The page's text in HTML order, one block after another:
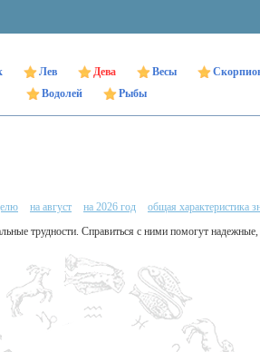
Лев Дева Весы
Водолей
Рыбы
на август на 2026 год
общая характеристика
трудности. Справиться с ними помогут